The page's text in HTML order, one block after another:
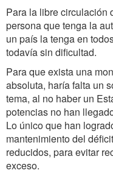
Para la libre circulación
persona que tenga la
un país la tenga en
todavía sin dificultad.
Para que exista una
absoluta, haría falta un
tema, al no haber un
potencias no han
Lo único que han
mantenimiento del
reducidos, para evitar
exceso.